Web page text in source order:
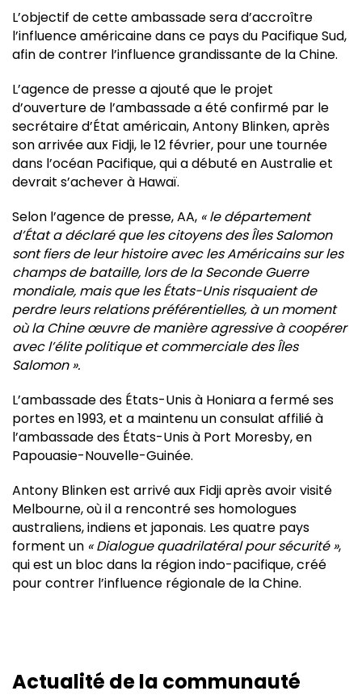
L’objectif de cette ambassade sera d’accroître
l’influence américaine dans ce pays du Pacifique Sud,
afin de contrer l’influence grandissante de la Chine.
L’agence de presse a ajouté que le projet
d’ouverture de l’ambassade a été confirmé par le
secrétaire d’État américain, Antony Blinken, après
son arrivée aux Fidji, le 12 février, pour une tournée
dans l’océan Pacifique, qui a débuté en Australie et
devrait s’achever à Hawaï.
Selon l’agence de presse, AA, « le département
d’État a déclaré que les citoyens des Îles Salomon
sont fiers de leur histoire avec les Américains sur les
champs de bataille, lors de la Seconde Guerre
mondiale, mais que les États-Unis risquaient de
perdre leurs relations préférentielles, à un moment
où la Chine œuvre de manière agressive à coopérer
avec l’élite politique et commerciale des Îles
Salomon ».
L’ambassade des États-Unis à Honiara a fermé ses
portes en 1993, et a maintenu un consulat affilié à
l’ambassade des États-Unis à Port Moresby, en
Papouasie-Nouvelle-Guinée.
Antony Blinken est arrivé aux Fidji après avoir visité
Melbourne, où il a rencontré ses homologues
australiens, indiens et japonais. Les quatre pays
forment un « Dialogue quadrilatéral pour sécurité »,
qui est un bloc dans la région indo-pacifique, créé
pour contrer l’influence régionale de la Chine.
Actualité de la communauté